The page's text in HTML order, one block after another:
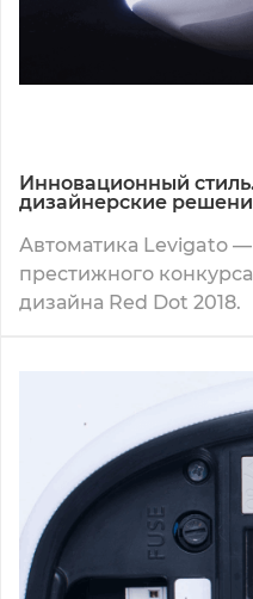
Инновационный
дизайнерские
Автоматика Levigato
престижного
дизайна Red Dot 2018.